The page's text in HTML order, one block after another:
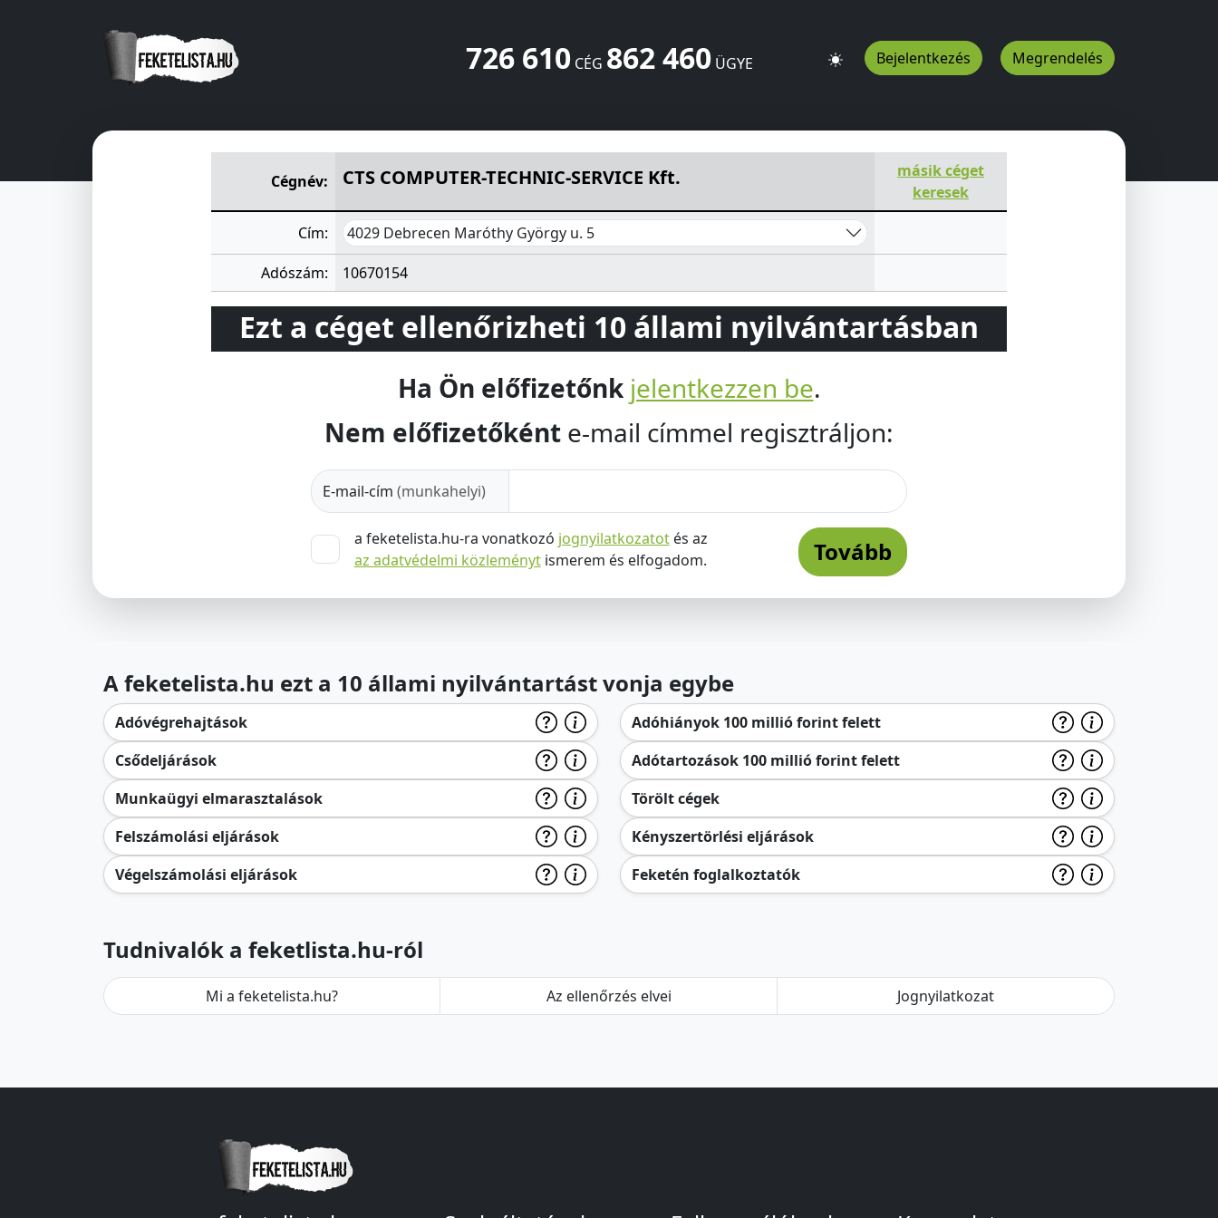
726 610CÉG 862 460ÜGYE Bejelentkezés Megrendelés
Cégnév:
CTS COMPUTER-TECHNIC-SERVICE Kft.
másik céget
keresek
Cím: 4029 Debrecen Maróthy György u. 5
Adószám: 10670154
Ezt a céget ellenőrizheti 10 állami nyilvántartásban
Ha Ön előfizetőnk jelentkezzen be.
Nem előfizetőként e-mail címmel regisztráljon:
E-mail-cím (munkahelyi)
a feketelista.hu-ra vonatkozó jognyilatkozatotés az
az adatvédelmi közleménytismerem és elfogadom. Tovább
A feketelista.hu ezt a 10 állami nyilvántartást vonja egybe
Adóvégrehajtások
Csődeljárások
Munkaügyi elmarasztalások
Felszámolási eljárások
Végelszámolási eljárások
Adóhiányok 100 millió forint felett
Adótartozások 100 millió forint felett
Törölt cégek
Kényszertörlési eljárások
Feketén foglalkoztatók
Tudnivalók a feketlista.hu-ról
Mi a feketelista.hu? Az ellenőrzés elvei Jognyilatkozat